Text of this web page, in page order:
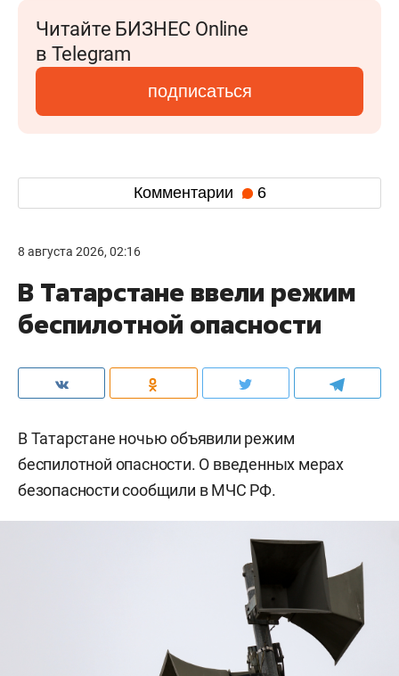
Читайте БИЗНЕС Online
в Telegram
подписаться
Комментарии 6
8 августа 2026, 02:16
В Татарстане ввели режим
беспилотной опасности
В Татарстане ночью объявили режим
беспилотной опасности. О введенных мерах
безопасности сообщили в МЧС РФ.